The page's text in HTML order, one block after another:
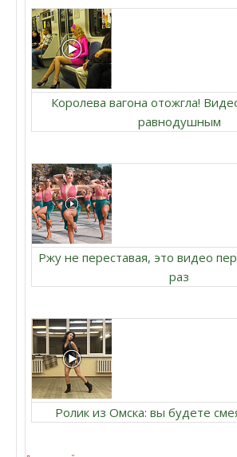
Королева вагона отожгла!
равнодушным
Ржу не переставая, это видео
раз
Ролик из Омска: вы будете